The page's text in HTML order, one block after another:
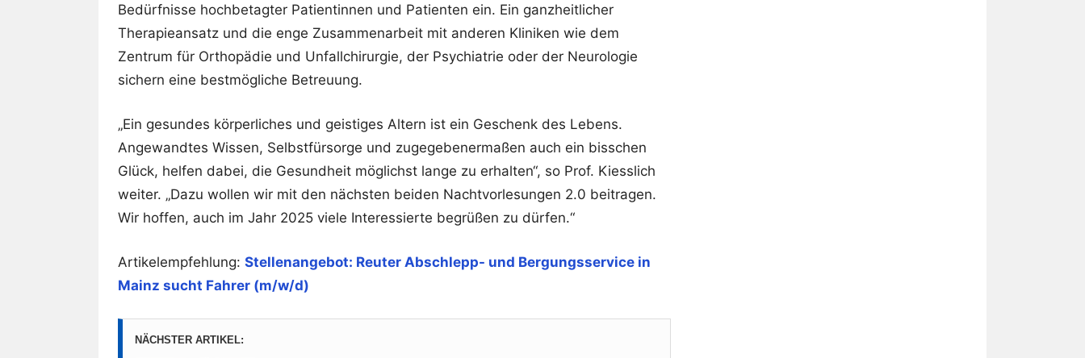
Bedürfnisse hochbetagter Patientinnen und Patienten ein. Ein ganzheitlicher
Therapieansatz und die enge Zusammenarbeit mit anderen Kliniken wie dem
Zentrum für Orthopädie und Unfallchirurgie, der Psychiatrie oder der Neurologie
sichern eine bestmögliche Betreuung.
„Ein gesundes körperliches und geistiges Altern ist ein Geschenk des Lebens.
Angewandtes Wissen, Selbstfürsorge und zugegebenermaßen auch ein bisschen
Glück, helfen dabei, die Gesundheit möglichst lange zu erhalten“, so Prof. Kiesslich
weiter. „Dazu wollen wir mit den nächsten beiden Nachtvorlesungen 2.0 beitragen.
Wir hoffen, auch im Jahr 2025 viele Interessierte begrüßen zu dürfen.“
Artikelempfehlung: Stellenangebot: Reuter Abschlepp- und Bergungsservice in
Mainz sucht Fahrer (m/w/d)
NÄCHSTER ARTIKEL: